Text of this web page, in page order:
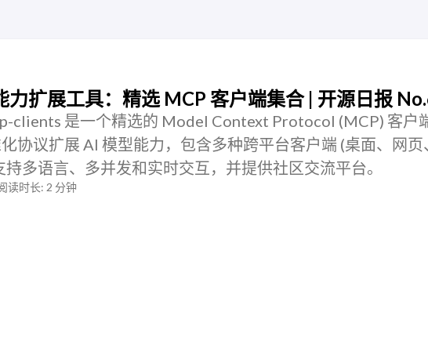
力扩展工具：精选 MCP 客户端集合 | 开源日报
clients 是一个精选的 Model Context Protocol (MCP) 客户
协议扩展 AI 模型能力，包含多种跨平台客户端 (桌面、网页
多语言、多并发和实时交互，并提供社区交流平台。
读时长: 2 分钟